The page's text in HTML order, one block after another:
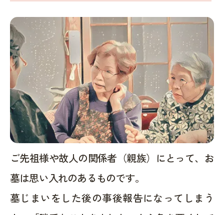
ご先祖様や故人の関係者（親族）にとって、お
墓は思い入れのあるものです。
墓じまいをした後の事後報告になってしまう